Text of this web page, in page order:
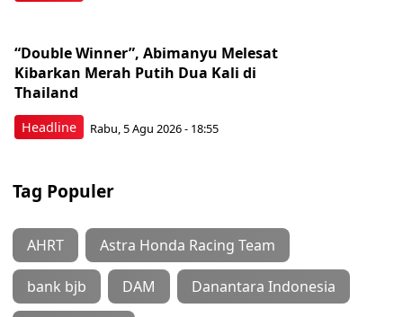
Headline
“Double Winner”, Abimanyu Melesat
Kibarkan Merah Putih Dua Kali di
Thailand
Rabu, 5 Agu 2026 - 18:55
Tag Populer
AHRT Astra Honda Racing Team
bank bjb DAM Danantara Indonesia